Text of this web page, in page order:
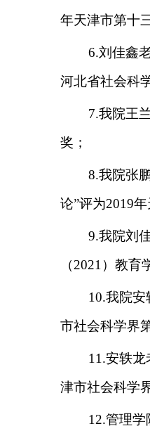
年天津市第十
6.刘佳鑫
河北省社会科
7.我院王
奖 ；
8.我院张
论”评为2019
9.我院刘
（2021）教
10.我院
市社会科学界
11.安轶
津市社会科学
12.管理学